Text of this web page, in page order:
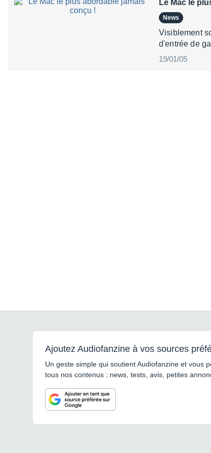
Le Mac le
News
Visiblement
d'entrée de
19/01/05
Ajoutez Audiofanzine à vos sources
Un geste simple qui soutient Audiofanzine et vous
tous nos contenus : news, tests, avis, petites